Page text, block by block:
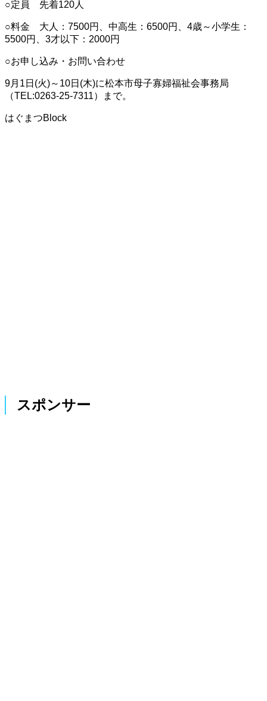
○定員 先着120人
○料金 大人：7500円、中高生：6500円、4歳～小学生：
5500円、3才以下：2000円
○お申し込み・お問い合わせ
9月1日(火)～10日(木)に松本市母子寡婦福祉会事務局
（TEL:0263-25-7311）まで。
はぐまつBlock
スポンサー